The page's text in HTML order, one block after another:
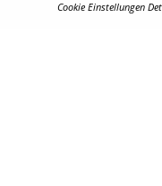
Cookie Einstellungen